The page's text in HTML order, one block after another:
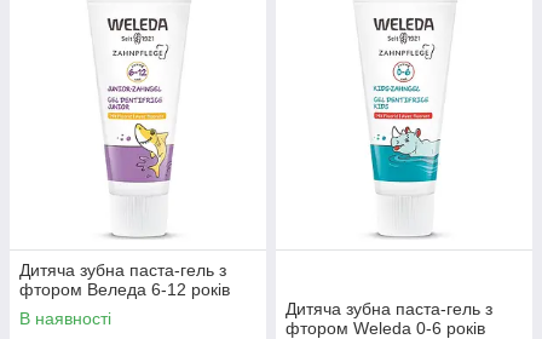
Дитяча зубна паста-гель з
фтором Веледа 6-12 років
В наявності
Дитяча зубна паста-гель з
фтором Weleda 0-6 років